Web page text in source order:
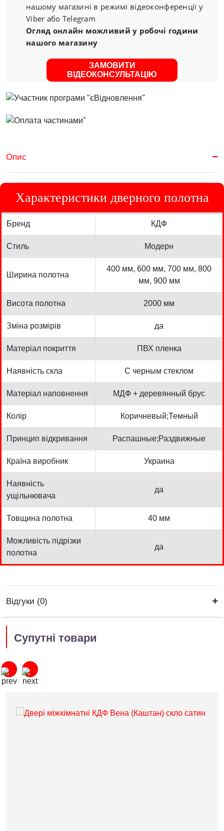
нашому магазині в режимі відеоконференції у
Viber або Telegram
Огляд онлайн можливий у робочі години
нашого магазину
ЗАМОВИТИ
ВІДЕОКОНСУЛЬТАЦІЮ
Опис
Характеристики дверного полотна
Бренд КДФ
Стиль Модерн
Ширина полотна
400 мм, 600 мм, 700 мм, 800
мм, 900 мм
Висота полотна 2000 мм
Зміна розмірів да
Матеріал покриття ПВХ пленка
Наявність скла С черным стеклом
Матеріал наповнення МДФ + деревянный брус
Колір Коричневый;Темный
Принцип відкривання Распашные;Раздвижные
Країна виробник Украина
Наявність
ущільнювача
да
Товщина полотна 40 мм
Можливість підрізки
полотна
да
Відгуки (0)
Супутні товари